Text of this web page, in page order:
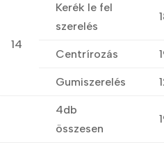
14
Kerék le fel
szerelés
Centrírozás
Gumiszerelés
4db
összesen